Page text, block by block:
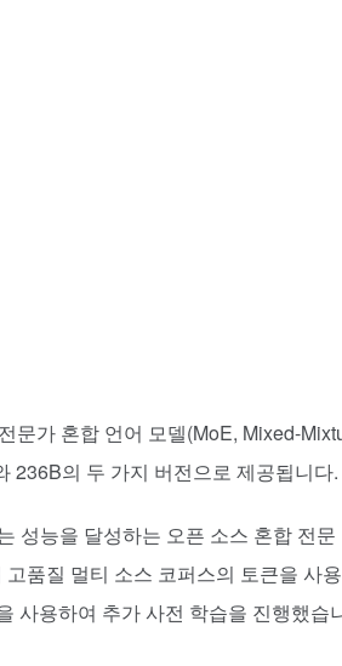
문가 혼합 언어 모델(MoE, Mixed-
236B의 두 가지 버전으로 제공됩니다.
성능을 달성하는 오픈 소스 혼합 전문
품질 멀티 소스 코퍼스의 토큰을 사
사용하여 추가 사전 학습을 진행했습